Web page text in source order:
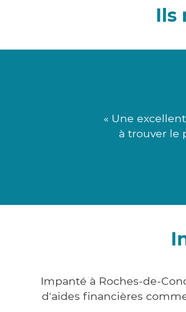
Ils
« Une
à trouver le
Impanté à Roches-de-
d'aides financières